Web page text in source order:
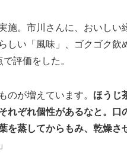
施。市川さんに、おいしい
しい「風味」、ゴクゴク飲
評価をした。
のが増えています。 ほうじ
れぞれ個性があるなと。口
を蒸してからもみ、乾燥さ
」